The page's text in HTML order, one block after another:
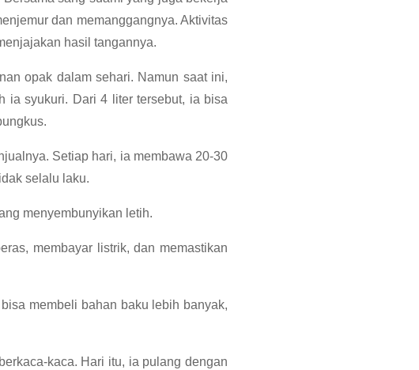
dan memanggangnya. Aktivitas
hasil tangannya.
opak dalam sehari. Namun saat ini,
ia syukuri. Dari 4 liter tersebut, ia bisa
Setiap hari, ia membawa 20-30
selalu laku.
menyembunyikan letih.
membayar listrik, dan memastikan
membeli bahan baku lebih banyak,
kaca. Hari itu, ia pulang dengan